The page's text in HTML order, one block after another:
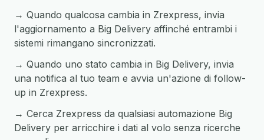
→ Quando qualcosa cambia in Zrexpress, invia
l'aggiornamento a Big Delivery affinché entrambi i
sistemi rimangano sincronizzati.
→ Quando uno stato cambia in Big Delivery, invia
una notifica al tuo team e avvia un'azione di follow-
up in Zrexpress.
→ Cerca Zrexpress da qualsiasi automazione Big
Delivery per arricchire i dati al volo senza ricerche